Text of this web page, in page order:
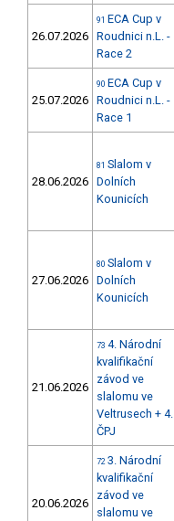
26.07.2026
91 ECA Cup v
Roudnici n.L. -
Race 2
25.07.2026
90 ECA Cup v
Roudnici n.L. -
Race 1
28.06.2026
81 Slalom v
Dolních
Kounicích
27.06.2026
80 Slalom v
Dolních
Kounicích
21.06.2026
73 4. Národní
kvalifikační
závod ve
slalomu ve
Veltrusech + 4.
ČPJ
20.06.2026
72 3. Národní
kvalifikační
závod ve
slalomu ve